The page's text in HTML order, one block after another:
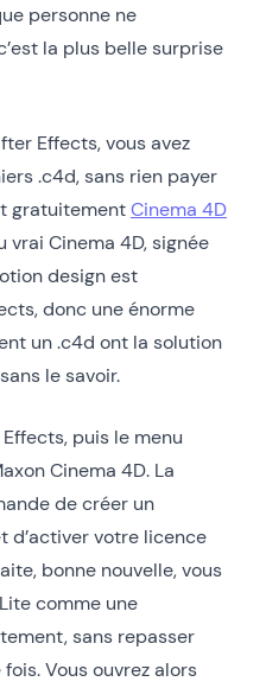
personne ne
la plus belle surprise
Effects, vous avez
.c4d, sans rien payer
gratuitementCinema 4D
vrai Cinema 4D, signée
design est
donc une énorme
un .c4d ont la solution
le savoir.
puis le menu
Cinema 4D. La
de créer un
d’activer votre licence
bonne nouvelle, vous
comme une
sans repasser
Vous ouvrez alors